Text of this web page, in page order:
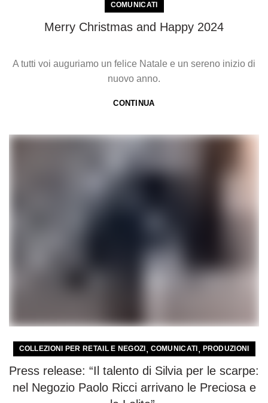
COMUNICATI
Merry Christmas and Happy 2024
A tutti voi auguriamo un felice Natale e un sereno inizio di
nuovo anno.
CONTINUA
COLLEZIONI PER RETAIL E NEGOZI , COMUNICATI , PRODUZIONI
Press release: “Il talento di Silvia per le scarpe:
nel Negozio Paolo Ricci arrivano le Preciosa e